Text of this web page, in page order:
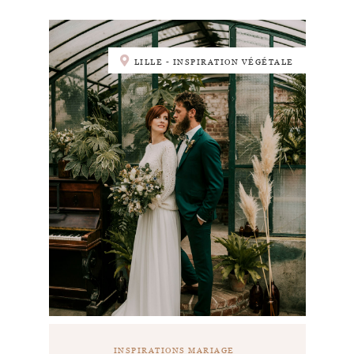
LILLE - INSPIRATION VÉGÉTALE
INSPIRATIONS MARIAGE